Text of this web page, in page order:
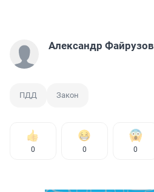
Александр Файрузов
ПДД Закон
0 0 0